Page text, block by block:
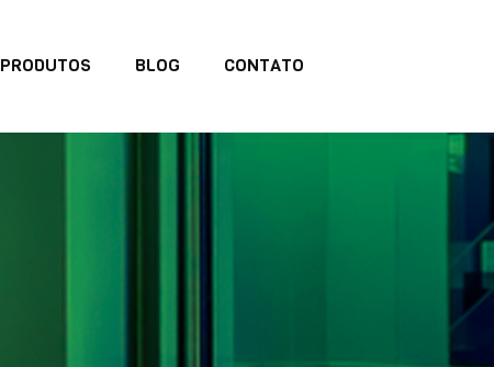
PRODUTOS BLOG CONTATO